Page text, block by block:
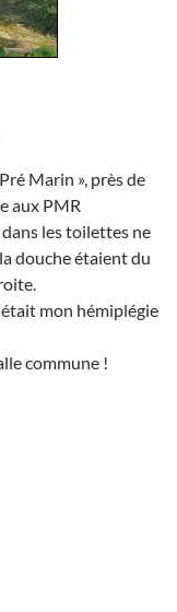
Marin », près de
aux PMR
les toilettes ne
douche étaient du
mon hémiplégie
commune !
Les vacances à